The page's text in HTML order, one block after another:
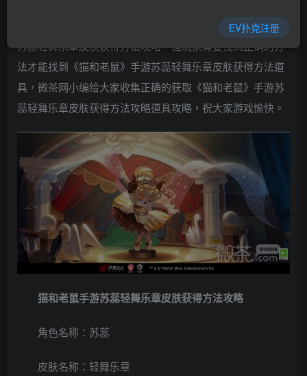
在这款游戏中，很多玩家都需要获取《猫和老鼠》手游
苏蕊轻舞乐章皮肤获得方法攻略，但玩家需要找到正确的方
法才能找到《猫和老鼠》手游苏蕊轻舞乐章皮肤获得方法道
具，微茶网小编给大家收集正确的获取《猫和老鼠》手游苏
蕊轻舞乐章皮肤获得方法攻略道具攻略，祝大家游戏愉快。
猫和老鼠手游苏蕊轻舞乐章皮肤获得方法攻略
角色名称：苏蕊
皮肤名称：轻舞乐章
EV扑克注册